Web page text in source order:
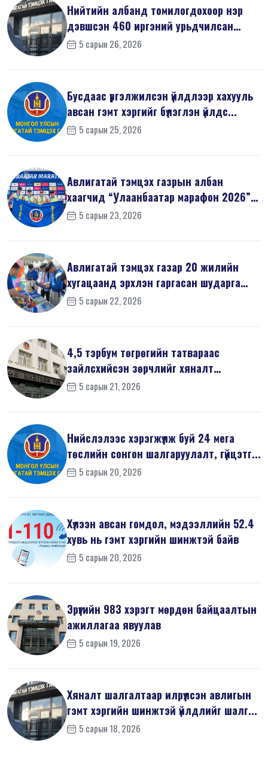
Нийтийн албанд томилогдохоор нэр
дэвшсэн 460 иргэний урьдчилсан
мэдүүл...
5 сарын 26, 2026
Бусдаас үргэлжилсэн үйлдлээр хахууль
авсан гэмт хэргийг бүлэглэн үйлдс...
5 сарын 25, 2026
Авлигатай тэмцэх газрын албан
хаагчид “Улаанбаатар марафон 2026”-
д оро...
5 сарын 23, 2026
Авлигатай тэмцэх газар 20 жилийн
хугацаанд эрхлэн гаргасан шударга
ёсн...5 сарын 22, 2026
4,5 тэрбум төгрөгийн татвараас
зайлсхийсэн зөрчлийг хяналт
шалгалтаар ...
5 сарын 21, 2026
Нийслэлээс хэрэгжүүлж буй 24 мега
төслийн сонгон шалгаруулалт, гүйцэтг...
5 сарын 20, 2026
Хүлээн авсан гомдол, мэдээллийн 52.4
хувь нь гэмт хэргийн шинжтэй байв
5 сарын 20, 2026
Эрүүгийн 983 хэрэгт мөрдөн байцаалтын
ажиллагаа явуулав
5 сарын 19, 2026
Хяналт шалгалтаар илрүүлсэн авлигын
гэмт хэргийн шинжтэй үйлдлийг шалг...
5 сарын 18, 2026